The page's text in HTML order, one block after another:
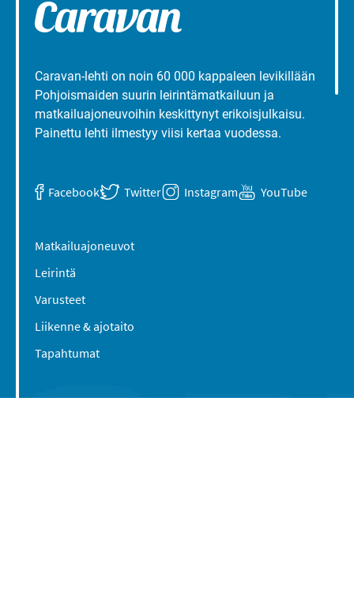
Caravan-lehti on noin 60 000 kappaleen levikillään
Pohjoismaiden suurin leirintämatkailuun ja
matkailuajoneuvoihin keskittynyt erikoisjulkaisu.
Painettu lehti ilmestyy viisi kertaa vuodessa.
Facebook Twitter Instagram YouTube
Matkailuajoneuvot
Leirintä
Varusteet
Liikenne & ajotaito
Tapahtumat